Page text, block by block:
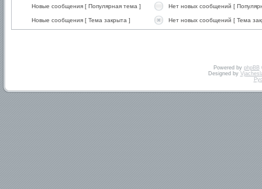
Новые сообщения [ Популярная тема ] Нет новых сообщений [
Новые сообщения [ Тема закрыта ] Нет новых сообщений [ Тема
Powered by phpBB
Designed by